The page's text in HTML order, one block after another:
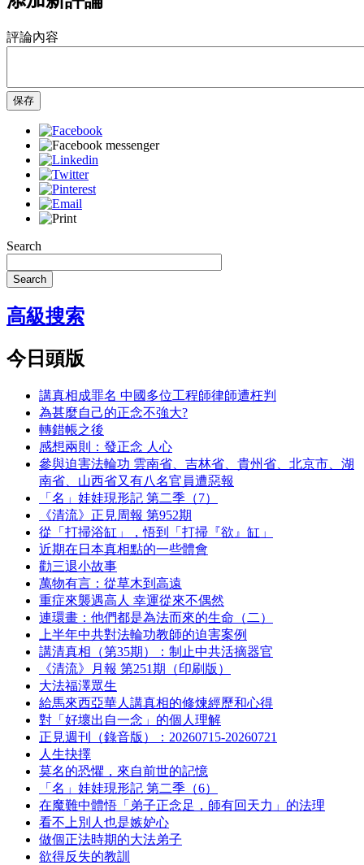
評論內容
保存
Search
Search
高級搜索
今日頭版
講真相成罪名 中國多位工程師律師遭枉判
為甚麼自己的正念不強大?
轉錯帳之後
感想兩則：發正念 人心
參與迫害法輪功 雲南省、吉林省、貴州省、北京市、湖
南省、山西省又有八名官員遭惡報
「名」娃娃現形記 第二季（7）
《清流》正見周報 第952期
從「打掃浴缸」，悟到「打掃『欲』缸」
近期在日本真相點的一些體會
勸三退小故事
萬物有言：從草木到高遠
重症來襲遇高人 幸運從來不偶然
連環畫：他們都是為法而來的生命（二）
上半年中共對法輪功教師的迫害案例
講清真相（第35期）：制止中共活摘器官
《清流》月報 第251期（印刷版）
大法福澤眾生
給馬來西亞華人講真相的修煉經歷和心得
對「好壞出自一念」的個人理解
正見週刊（錄音版）：20260715-20260721
人生抉擇
莫名的恐懼，來自前世的記憶
「名」娃娃現形記 第二季（6）
在魔難中體悟「弟子正念足，師有回天力」的法理
看不上別人也是嫉妒心
做個正法時期的大法弟子
欲得反失的教訓